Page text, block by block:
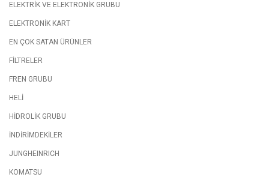
ELEKTRİK VE ELEKTRONİK GRUBU
ELEKTRONİK KART
EN ÇOK SATAN ÜRÜNLER
FİLTRELER
FREN GRUBU
HELİ
HİDROLİK GRUBU
İNDİRİMDEKİLER
JUNGHEINRICH
KOMATSU